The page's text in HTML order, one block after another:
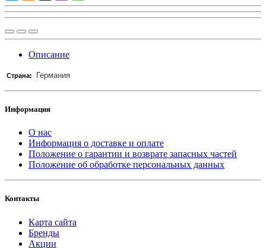
Описание
Страна: Германия
Информация
О нас
Информация о доставке и оплате
Положение о гарантии и возврате запасных частей
Положение об обработке персональных данных
Контакты
Карта сайта
Бренды
Акции